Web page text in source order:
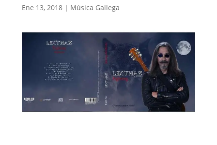
Ene 13, 2018| Música Gallega